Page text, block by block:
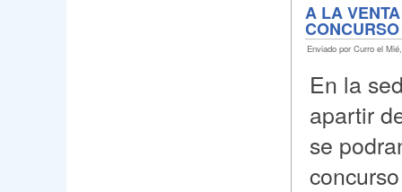
A LA
Enviado por Curro el
En la
apartir
se